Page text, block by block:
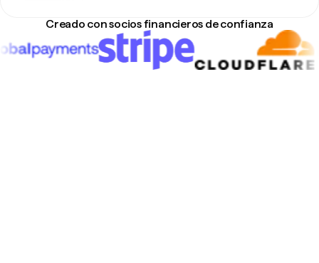
Creado con socios financieros de confianza